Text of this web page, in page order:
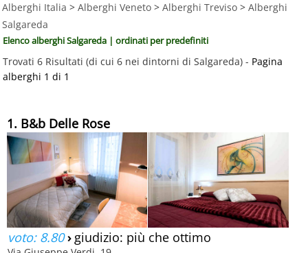
Alberghi Italia > Alberghi Veneto > Alberghi Treviso > Alberghi
Salgareda
Elenco alberghi Salgareda | ordinati per predefiniti
Trovati 6 Risultati (di cui 6 nei dintorni di Salgareda) - Pagina
alberghi 1 di 1
1. B&b Delle Rose
voto: 8.80› giudizio: più che ottimo